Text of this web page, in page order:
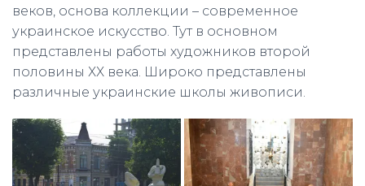
веков, основа коллекции – современное
украинское искусство. Тут в основном
представлены работы художников второй
половины ХХ века. Широко представлены
различные украинские школы живописи.